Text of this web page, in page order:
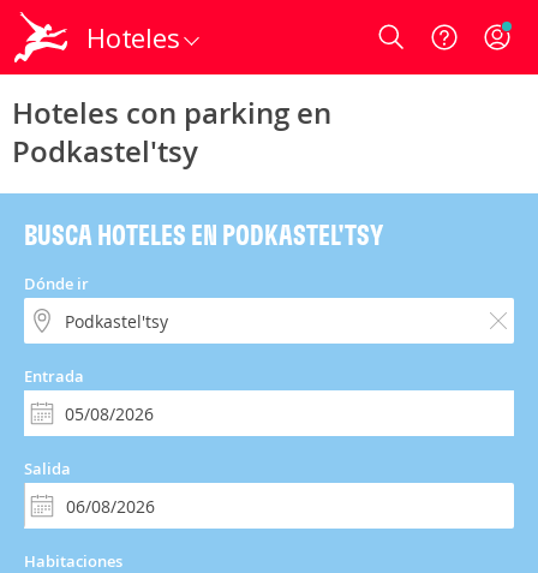
Hoteles Login
Hoteles con parking en
Podkastel'tsy
BUSCA HOTELES EN PODKASTEL'TSY
Dónde ir
Entrada
Salida
Habitaciones